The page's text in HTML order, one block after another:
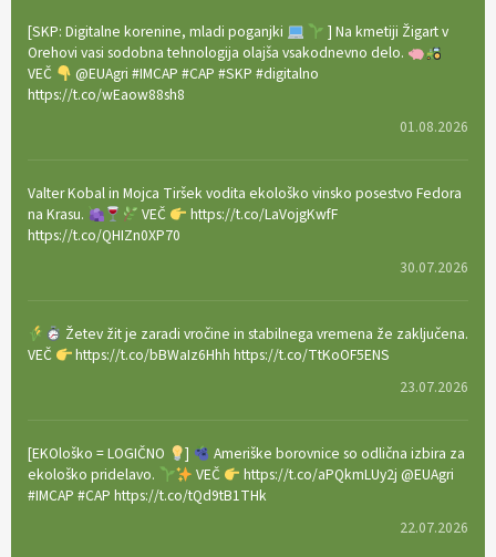
[SKP: Digitalne korenine, mladi poganjki
] Na kmetiji Žigart v
Orehovi vasi sodobna tehnologija olajša vsakodnevno delo.
VEČ
@EUAgri #IMCAP #CAP #SKP #digitalno
https://t.co/wEaow88sh8
01.08.2026
Valter Kobal in Mojca Tiršek vodita ekološko vinsko posestvo Fedora
na Krasu.
VEČ
https://t.co/LaVojgKwfF
https://t.co/QHIZn0XP70
30.07.2026
Žetev žit je zaradi vročine in stabilnega vremena že zaključena.
VEČ
https://t.co/bBWaIz6Hhh https://t.co/TtKoOF5ENS
23.07.2026
[EKOloško = LOGIČNO ]
Ameriške borovnice so odlična izbira za
ekološko pridelavo.
VEČ
https://t.co/aPQkmLUy2j @EUAgri
#IMCAP #CAP https://t.co/tQd9tB1THk
22.07.2026